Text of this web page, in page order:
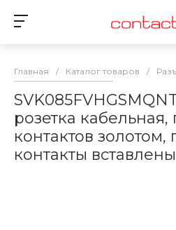
Главная / Каталог товаров /
розетка
контактов золотом,
контакты вставлены